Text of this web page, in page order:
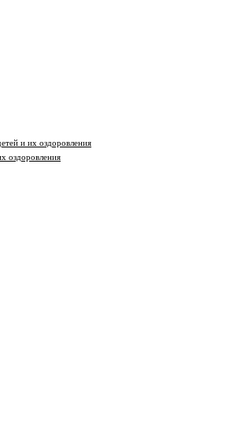
и их оздоровления
оздоровления